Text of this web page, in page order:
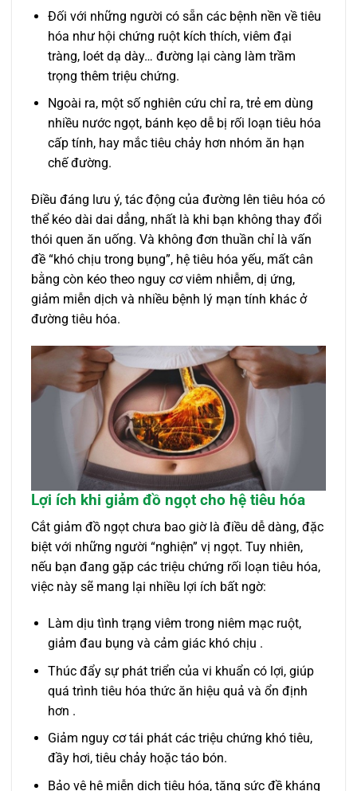
Đối với những người có sẵn các bệnh nền về tiêu
hóa như hội chứng ruột kích thích, viêm đại
tràng, loét dạ dày… đường lại càng làm trầm
trọng thêm triệu chứng.
Ngoài ra, một số nghiên cứu chỉ ra, trẻ em dùng
nhiều nước ngọt, bánh kẹo dễ bị rối loạn tiêu hóa
cấp tính, hay mắc tiêu chảy hơn nhóm ăn hạn
chế đường.
Điều đáng lưu ý, tác động của đường lên tiêu hóa có
thể kéo dài dai dẳng, nhất là khi bạn không thay đổi
thói quen ăn uống. Và không đơn thuần chỉ là vấn
đề “khó chịu trong bụng”, hệ tiêu hóa yếu, mất cân
bằng còn kéo theo nguy cơ viêm nhiễm, dị ứng,
giảm miễn dịch và nhiều bệnh lý mạn tính khác ở
đường tiêu hóa.
Lợi ích khi giảm đồ ngọt cho hệ tiêu hóa
Cắt giảm đồ ngọt chưa bao giờ là điều dễ dàng, đặc
biệt với những người “nghiện” vị ngọt. Tuy nhiên,
nếu bạn đang gặp các triệu chứng rối loạn tiêu hóa,
việc này sẽ mang lại nhiều lợi ích bất ngờ:
Làm dịu tình trạng viêm trong niêm mạc ruột,
giảm đau bụng và cảm giác khó chịu .
Thúc đẩy sự phát triển của vi khuẩn có lợi, giúp
quá trình tiêu hóa thức ăn hiệu quả và ổn định
hơn .
Giảm nguy cơ tái phát các triệu chứng khó tiêu,
đầy hơi, tiêu chảy hoặc táo bón.
Bảo vệ hệ miễn dịch tiêu hóa, tăng sức đề kháng